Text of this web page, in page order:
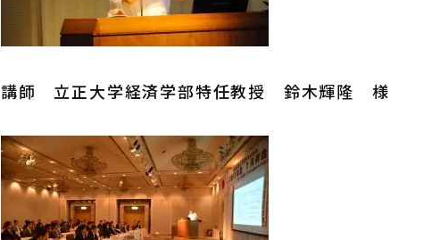
講師 立正大学経済学部特任教授 鈴木輝隆 様